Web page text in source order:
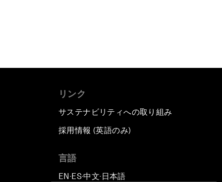
リンク
サステナビリティへの取り組み
採用情報 (英語のみ)
言語
EN ▪ ES▪中文▪ 日本語